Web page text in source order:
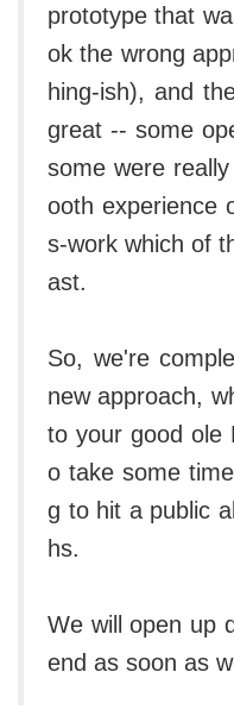
prototype that
ok the wrong
hing-ish), and
great -- some
some were
ooth experience
s-work which of
ast.
So, we're
new approach,
to your good ole
o take some
g to hit a public
hs.
We will open up
end as soon as